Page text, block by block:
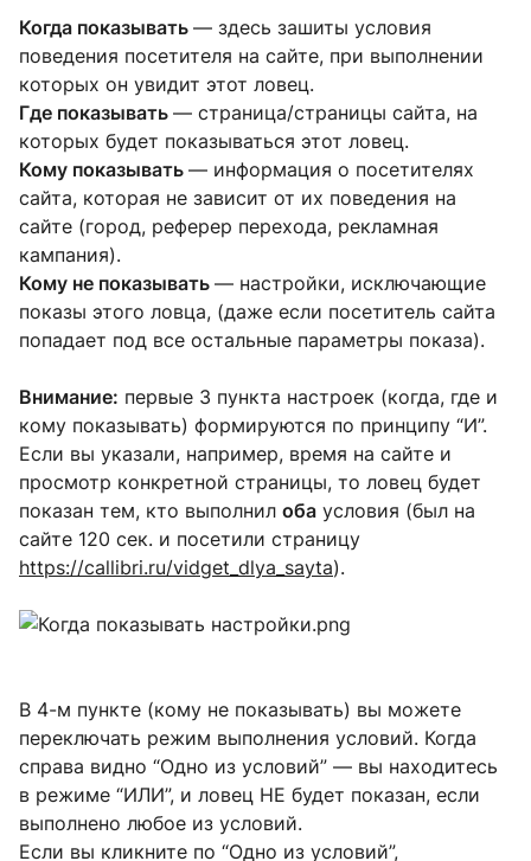
Когда показывать — здесь зашиты условия
поведения посетителя на сайте, при выполнении
которых он увидит этот ловец.
Где показывать — страница/страницы сайта, на
которых будет показываться этот ловец.
Кому показывать — информация о посетителях
сайта, которая не зависит от их поведения на
сайте (город, реферер перехода, рекламная
кампания).
Кому не показывать — настройки, исключающие
показы этого ловца, (даже если посетитель сайта
попадает под все остальные параметры показа).
Внимание: первые 3 пункта настроек (когда, где и
кому показывать) формируются по принципу “И”.
Если вы указали, например, время на сайте и
просмотр конкретной страницы, то ловец будет
показан тем, кто выполнил оба условия (был на
сайте 120 сек. и посетили страницу
https://callibri.ru/vidget_dlya_sayta).
В 4-м пункте (кому не показывать) вы можете
переключать режим выполнения условий. Когда
справа видно “Одно из условий” — вы находитесь
в режиме “ИЛИ”, и ловец НЕ будет показан, если
выполнено любое из условий.
Если вы кликните по “Одно из условий”,